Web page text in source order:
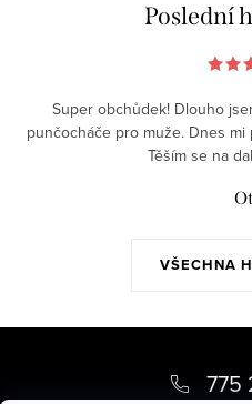
Poslední
VŠECHNA
Super obchůdek! Dlouho
punčocháče pro muže. Dnes
Těším se na
775